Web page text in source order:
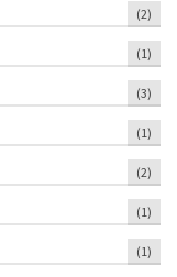
(2)
(1)
(3)
(1)
(2)
(1)
(1)